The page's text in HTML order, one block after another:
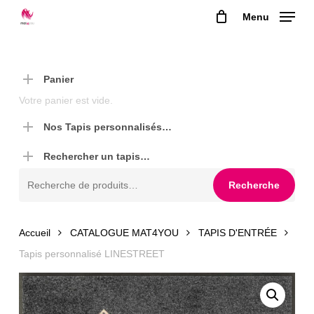
Menu
Panier
Votre panier est vide.
Nos Tapis personnalisés…
Rechercher un tapis…
Recherche
Accueil CATALOGUE MAT4YOU
TAPIS D'ENTRÉE
Tapis personnalisé LINESTREET